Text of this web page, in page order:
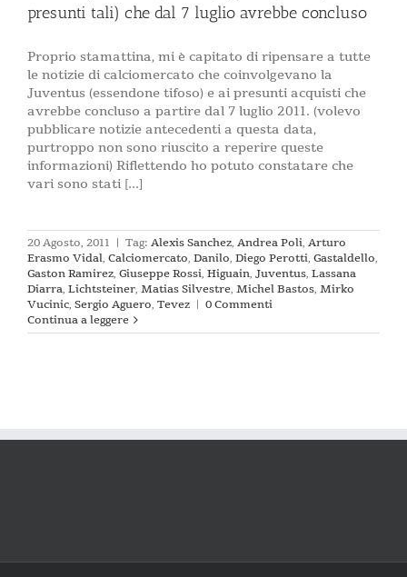
presunti tali) che dal 7 luglio avrebbe concluso
Proprio stamattina, mi è capitato di ripensare a tutte
le notizie di calciomercato che coinvolgevano la
Juventus (essendone tifoso) e ai presunti acquisti che
avrebbe concluso a partire dal 7 luglio 2011. (volevo
pubblicare notizie antecedenti a questa data,
purtroppo non sono riuscito a reperire queste
informazioni) Riflettendo ho potuto constatare che
vari sono stati [...]
20 Agosto, 2011 | Tag: Alexis Sanchez, Andrea Poli, Arturo
Erasmo Vidal, Calciomercato, Danilo, Diego Perotti, Gastaldello,
Gaston Ramirez, Giuseppe Rossi, Higuain, Juventus, Lassana
Diarra, Lichtsteiner, Matias Silvestre, Michel Bastos, Mirko
Vucinic, Sergio Aguero, Tevez | 0 Commenti
Continua a leggere